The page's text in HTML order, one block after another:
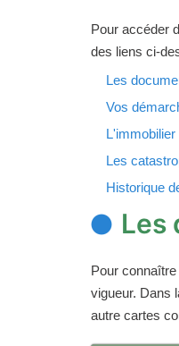
Pour accéder
des liens ci-
Les
Vos
Les
Historique
Les
Pour connaître
vigueur. Dans
autre cartes